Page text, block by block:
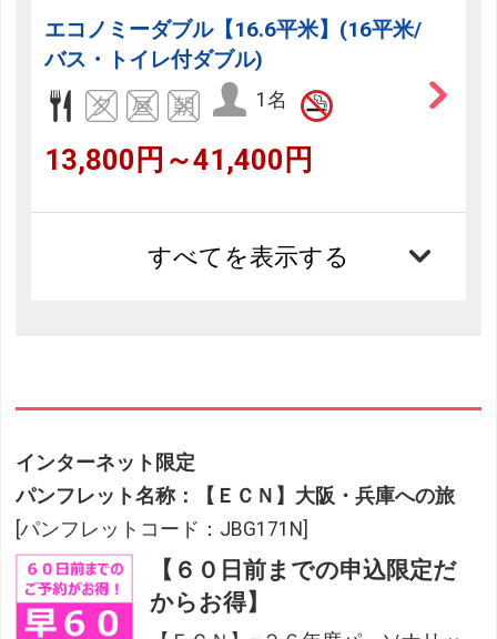
エコノミーダブル【16.6平米】(16平米/
バス・トイレ付ダブル)
1名
13,800円～41,400円
すべてを表示する
インターネット限定
パンフレット名称：【ＥＣＮ】大阪・兵庫への旅
[パンフレットコード：JBG171N]
【６０日前までの申込限定だ
からお得】
フリーセレクション・クーポンコードのご利用につ
いて
JR回数券類、ギフト券、外国通貨、直接契約型宿泊プラン、土
産品、旅行積立商品、当社が指定した商品が利用できません。